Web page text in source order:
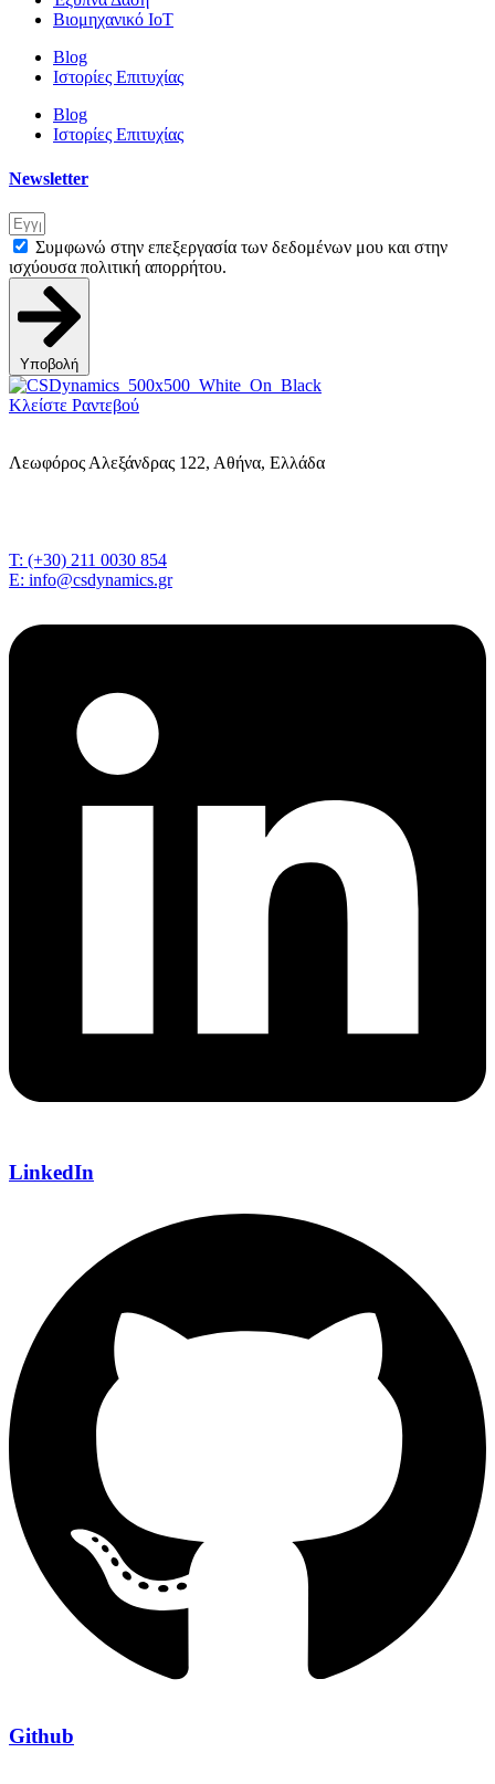
Βιομηχανικό IoT
Blog
Ιστορίες Επιτυχίας
Blog
Ιστορίες Επιτυχίας
Newsletter
Συμφωνώ στην επεξεργασία των δεδομένων μου και στην
ισχύουσα πολιτική απορρήτου.
Υποβολή
Κλείστε Ραντεβού
Λεωφόρος Αλεξάνδρας 122, Αθήνα, Ελλάδα
T: (+30) 211 0030 854
E: info@csdynamics.gr
LinkedIn
Github